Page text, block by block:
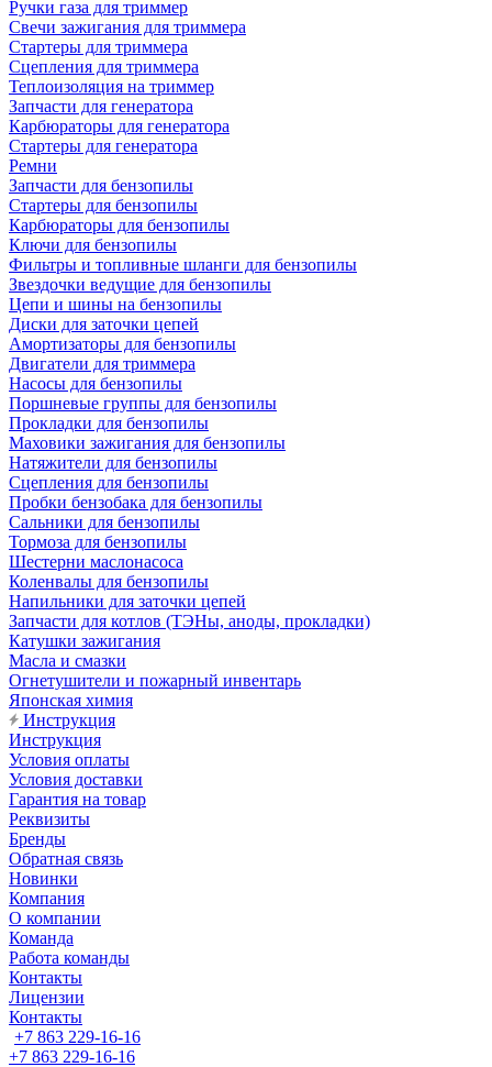
Ручки газа для триммер
Свечи зажигания для триммера
Стартеры для триммера
Сцепления для триммера
Теплоизоляция на триммер
Запчасти для генератора
Карбюраторы для генератора
Стартеры для генератора
Ремни
Запчасти для бензопилы
Стартеры для бензопилы
Карбюраторы для бензопилы
Ключи для бензопилы
Фильтры и топливные шланги для бензопилы
Звездочки ведущие для бензопилы
Цепи и шины на бензопилы
Диски для заточки цепей
Амортизаторы для бензопилы
Двигатели для триммера
Насосы для бензопилы
Поршневые группы для бензопилы
Прокладки для бензопилы
Маховики зажигания для бензопилы
Натяжители для бензопилы
Сцепления для бензопилы
Пробки бензобака для бензопилы
Сальники для бензопилы
Тормоза для бензопилы
Шестерни маслонасоса
Коленвалы для бензопилы
Напильники для заточки цепей
Запчасти для котлов (ТЭНы, аноды, прокладки)
Катушки зажигания
Масла и смазки
Огнетушители и пожарный инвентарь
Японская химия
Инструкция
Инструкция
Условия оплаты
Условия доставки
Гарантия на товар
Реквизиты
Бренды
Обратная связь
Новинки
Компания
О компании
Команда
Работа команды
Контакты
Лицензии
Контакты
+7 863 229-16-16
+7 863 229-16-16